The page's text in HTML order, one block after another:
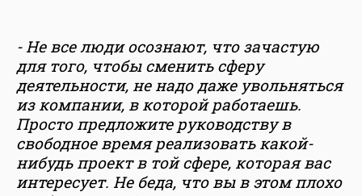
- Не все люди осознают, что зачастую
для того, чтобы сменить сферу
деятельности, не надо даже увольняться
из компании, в которой работаешь.
Просто предложите руководству в
свободное время реализовать какой-
нибудь проект в той сфере, которая вас
интересует. Не беда, что вы в этом плохо